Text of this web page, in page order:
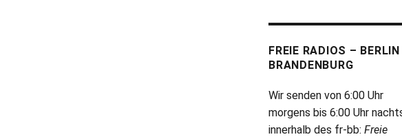
FREIE RADIOS – BERLIN
BRANDENBURG
Wir senden von 6:00 Uhr
morgens bis 6:00 Uhr
innerhalb des fr-bb: Freie